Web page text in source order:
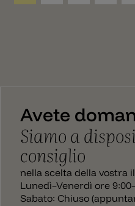
Avete
Siamo a
consiglio
nella scelta della vostra
Lunedì–Venerdì ore
Sabato: Chiuso